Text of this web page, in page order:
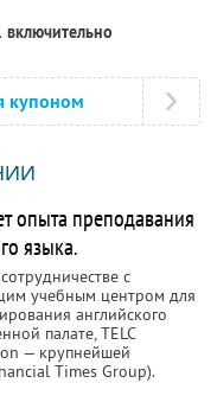
купоном
опыта преподавания
языка.
с
учебным центром для
английского
палате, TELC
— крупнейшей
Times Group).